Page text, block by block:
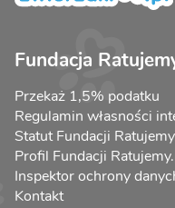
Fundacja
Przekaż 1,5% podatku
Regulamin własności
Statut Fundacji
Profil Fundacji
Inspektor ochrony
Kontakt